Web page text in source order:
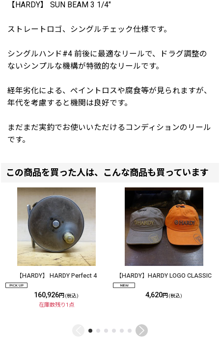
【HARDY】 SUN BEAM 3 1/4"
ストレートロゴ、シングルチェック仕様です。
シングルハンド#4 前後に最適なリールで、ドラグ調整の
ないシンプルな機構が特徴的なリールです。
経年劣化による、ペイントロスや腐食等が見られますが、
年代を考慮すると機関は良好です。
まだまだ実釣でお使いいただけるコンディションのリール
です。
この商品を買った人は、こんな商品も買っています
【HARDY】 HARDY Perfect 4
160,926円 (税込)
在庫数残り1点
【HARDY】HARDY LOGO CLASSIC
4,620円 (税込)